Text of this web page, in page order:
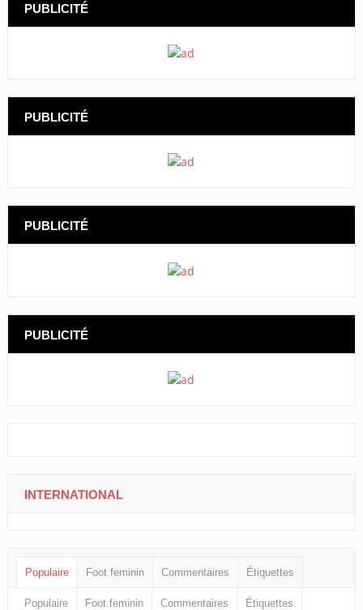
PUBLICITÉ
PUBLICITÉ
PUBLICITÉ
PUBLICITÉ
INTERNATIONAL
Populaire Foot feminin Commentaires Étiquettes
Populaire Foot feminin Commentaires Étiquettes